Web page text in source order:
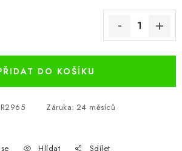
DO KOŠÍKU
Záruka: 24 měsíců
Hlídat Sdílet